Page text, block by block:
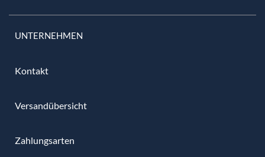
UNTERNEHMEN
Kontakt
Versandübersicht
Zahlungsarten